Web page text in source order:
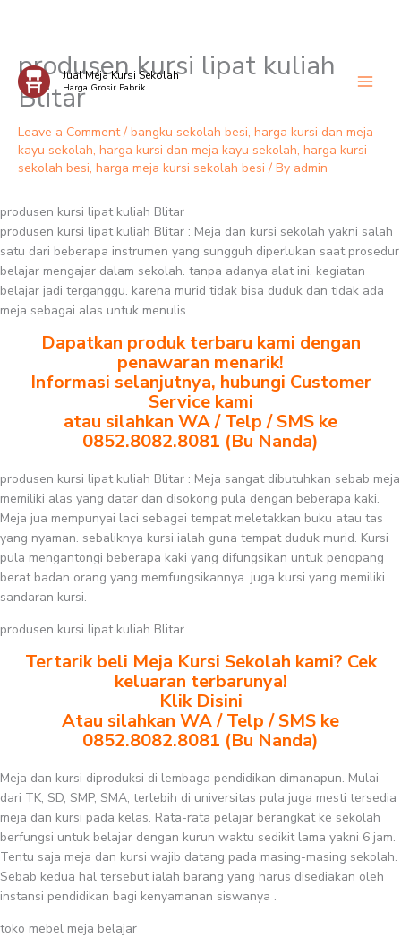
Skip
content
Jual Meja Kursi Sekolah
Harga Grosir Pabrik
produsen kursi lipat kuliah
Blitar
Leave a Comment / bangku sekolah besi, harga kursi dan meja
kayu sekolah, harga kursi dan meja kayu sekolah, harga kursi
sekolah besi, harga meja kursi sekolah besi / By admin
produsen kursi lipat kuliah Blitar
produsen kursi lipat kuliah Blitar : Meja dan kursi sekolah yakni salah
satu dari beberapa instrumen yang sungguh diperlukan saat prosedur
belajar mengajar dalam sekolah. tanpa adanya alat ini, kegiatan
belajar jadi terganggu. karena murid tidak bisa duduk dan tidak ada
meja sebagai alas untuk menulis.
Dapatkan produk terbaru kami dengan
penawaran menarik!
Informasi selanjutnya, hubungi Customer
Service kami
atau silahkan WA / Telp / SMS ke
0852.8082.8081 (Bu Nanda)
produsen kursi lipat kuliah Blitar : Meja sangat dibutuhkan sebab meja
memiliki alas yang datar dan disokong pula dengan beberapa kaki.
Meja jua mempunyai laci sebagai tempat meletakkan buku atau tas
yang nyaman. sebaliknya kursi ialah guna tempat duduk murid. Kursi
pula mengantongi beberapa kaki yang difungsikan untuk penopang
berat badan orang yang memfungsikannya. juga kursi yang memiliki
sandaran kursi.
produsen kursi lipat kuliah Blitar
Tertarik beli Meja Kursi Sekolah kami? Cek
keluaran terbarunya!
Klik Disini
Atau silahkan WA / Telp / SMS ke
0852.8082.8081 (Bu Nanda)
Meja dan kursi diproduksi di lembaga pendidikan dimanapun. Mulai
dari TK, SD, SMP, SMA, terlebih di universitas pula juga mesti tersedia
meja dan kursi pada kelas. Rata-rata pelajar berangkat ke sekolah
berfungsi untuk belajar dengan kurun waktu sedikit lama yakni 6 jam.
Tentu saja meja dan kursi wajib datang pada masing-masing sekolah.
Sebab kedua hal tersebut ialah barang yang harus disediakan oleh
instansi pendidikan bagi kenyamanan siswanya .
toko mebel meja belajar